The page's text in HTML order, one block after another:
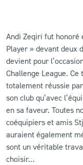
Andi Zeqiri fut honoré
Player » devant deux
devient pour
Challenge League.
totalement réussie
son club qu’avec
en sa faveur. Toutes
coéquipiers et amis
auraient également
sont un véritable
choisir…